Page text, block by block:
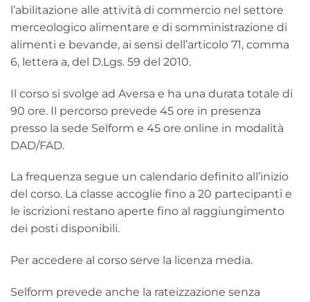
l’abilitazione alle attività di commercio nel settore
merceologico alimentare e di somministrazione di
alimenti e bevande, ai sensi dell’articolo 71, comma
6, lettera a, del D.Lgs. 59 del 2010.
Il corso si svolge ad Aversa e ha una durata totale di
90 ore. Il percorso prevede 45 ore in presenza
presso la sede Selform e 45 ore online in modalità
DAD/FAD.
La frequenza segue un calendario definito all’inizio
del corso. La classe accoglie fino a 20 partecipanti e
le iscrizioni restano aperte fino al raggiungimento
dei posti disponibili.
Per accedere al corso serve la licenza media.
Selform prevede anche la rateizzazione senza